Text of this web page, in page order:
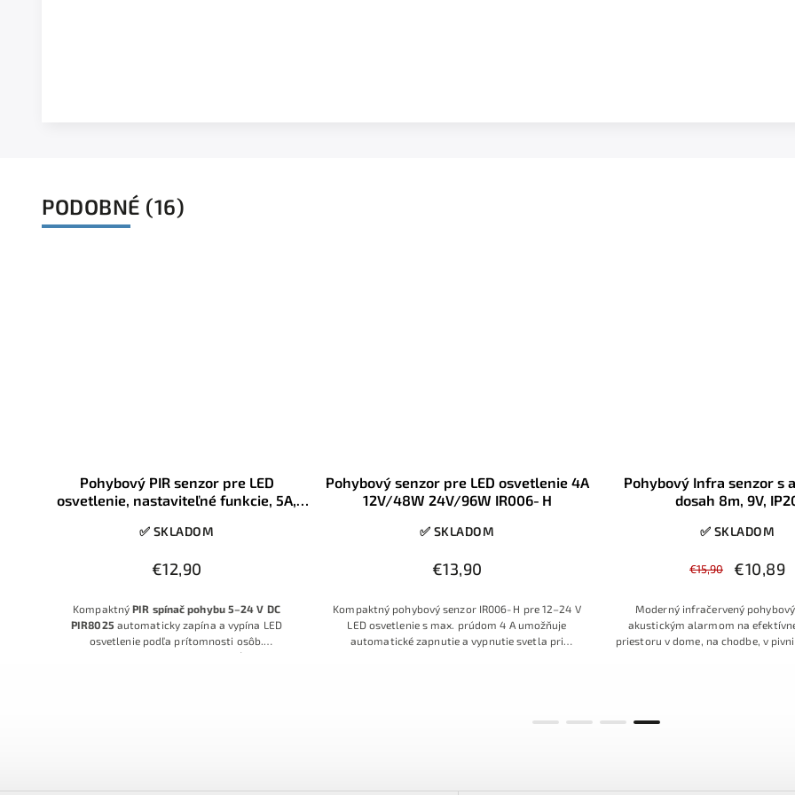
PODOBNÉ (16)
Pohybový PIR senzor pre LED
osvetlenie, nastaviteľné funkcie, 5A,
✅ SKLADOM
€12,90
KompaktnýPIR spínač pohybu 5–24 V DC
PIR8025 automaticky zapína a vypína LED
osvetlenie podľa prítomnosti osôb.
, záťaž až
Pohybový senzor pre LED osvetlenie 4A
12V/48W 24V/96W IR006‑H
✅ SKLADOM
€13,90
Kompaktný pohybový senzor IR006‑H pre 12–24 V
LED osvetlenie s max. prúdom 4 A umožňuje
automatické zapnutie a vypnutie svetla pri
Pohybový Infra senzor s
dosah 8m, 9V,
✅ SKLADOM
€15,90 €10,89
Moderný infračervený
akustickým alarmom na
priestoru v dome, na chodbe, v